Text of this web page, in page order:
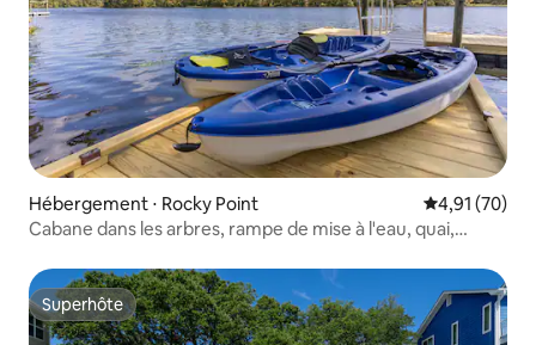
Hébergement ⋅ Rocky Point Évaluation
4,91 (70)
Cabane dans les arbres, rampe de mise à l'eau, quai,
Superhôte
Superhôte